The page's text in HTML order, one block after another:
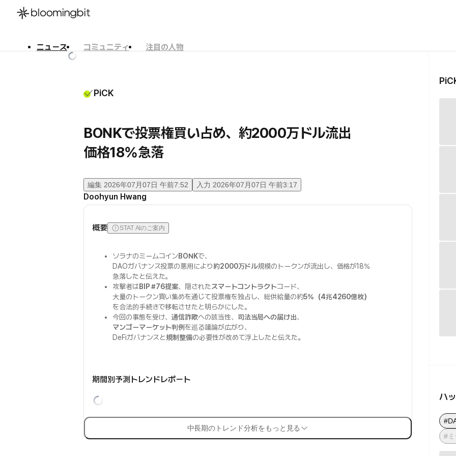
ニュース コミュニティ
注目の人物
PiCK
BONKで投票権買い占め、約2000万ドル流出
価格18%急落
編集 2026年07月07日 午前7:52 入力 2026年07月07日 午前3:17
Doohyun Hwang
概要 STAT AIのご案内
ソラナのミームコインBONKで、
DAOガバナンス投票の悪用により約2000万ドル規模のトークンが流出し、価格が18%
急落したと伝えた。
攻撃者はBIP #76提案、隠されたスマートコントラクトコード、
大量のトークン買い集めを通じて投票権を独占し、総供給量の約5%（4兆4260億枚）
を合法的手続きで移転させたと明らかにした。
今回の事態を受け、通信詐欺への該当性、 司法当局への届け出、
マンゴーマーケット判例を巡る議論が広がり、
DeFiガバナンスと規制整備の必要性が改めて浮上したと伝えた。
期間別予測トレンドレポート
中長期のトレンド分析をもっと見る
ハ
#